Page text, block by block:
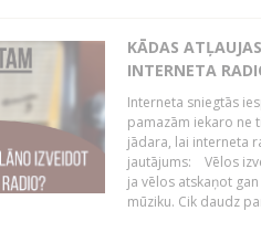
KĀDAS
INTERNETA
Interneta sniegtās
pamazām iekaro ne
jādara, lai interneta
jautājums: Vēlos
ja vēlos atskaņot
mūziku. Cik daudz